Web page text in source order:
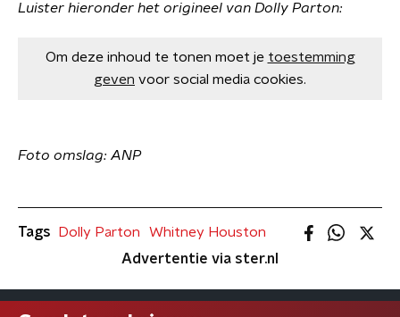
Luister hieronder het origineel van Dolly Parton: ​
Om deze inhoud te tonen moet je toestemming
geven voor social media cookies.
Foto omslag: ANP
Tags Dolly Parton
Whitney Houston
Advertentie via ster.nl